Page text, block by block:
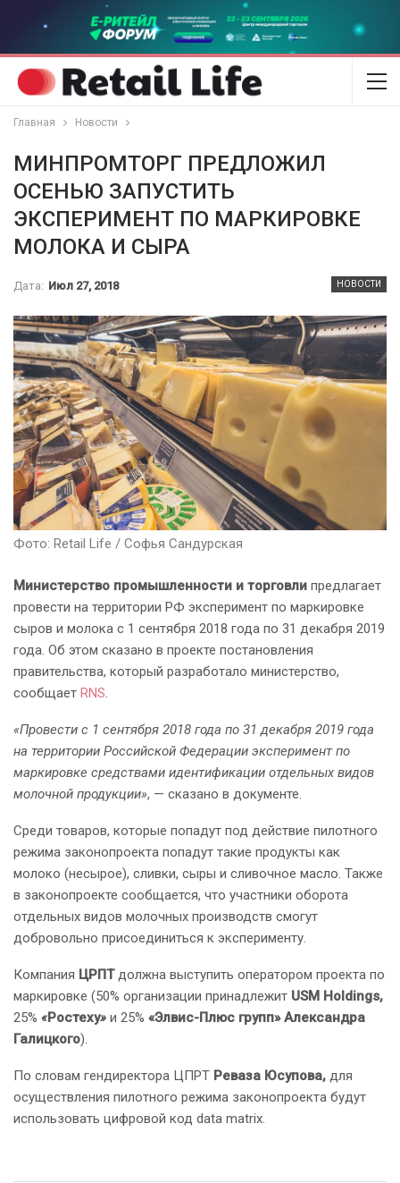
Главная Новости
МИНПРОМТОРГ ПРЕДЛОЖИЛ
ОСЕНЬЮ ЗАПУСТИТЬ
ЭКСПЕРИМЕНТ ПО МАРКИРОВКЕ
МОЛОКА И СЫРА
НОВОСТИ
Дата: Июл 27, 2018
Фото: Retail Life / Софья Сандурская
Министерство промышленности и торговли предлагает
провести на территории РФ эксперимент по маркировке
сыров и молока с 1 сентября 2018 года по 31 декабря 2019
года. Об этом сказано в проекте постановления
правительства, который разработало министерство,
сообщает RNS.
«Провести с 1 сентября 2018 года по 31 декабря 2019 года
на территории Российской Федерации эксперимент по
маркировке средствами идентификации отдельных видов
молочной продукции», — сказано в документе.
Среди товаров, которые попадут под действие пилотного
режима законопроекта попадут такие продукты как
молоко (несырое), сливки, сыры и сливочное масло. Также
в законопроекте сообщается, что участники оборота
отдельных видов молочных производств смогут
добровольно присоединиться к эксперименту.
Компания ЦРПТдолжна выступить оператором проекта по
маркировке (50% организации принадлежит USM Holdings,
25% «Ростеху» и 25% «Элвис-Плюс групп» Александра
Галицкого).
По словам гендиректора ЦПРТ Реваза Юсупова, для
осуществления пилотного режима законопроекта будут
использовать цифровой код data matrix.